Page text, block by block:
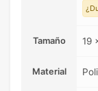
Tamaño 19
Material